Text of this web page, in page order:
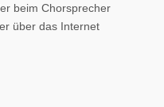
beim Chorsprecher
über das Internet